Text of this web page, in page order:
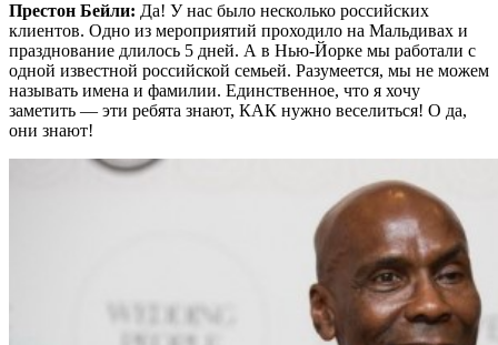
Престон Бейли: Да! У нас было несколько российских
клиентов. Одно из мероприятий проходило на Мальдивах и
празднование длилось 5 дней. А в Нью-Йорке мы работали с
одной известной российской семьей. Разумеется, мы не можем
называть имена и фамилии. Единственное, что я хочу
заметить — эти ребята знают, КАК нужно веселиться! О да,
они знают!